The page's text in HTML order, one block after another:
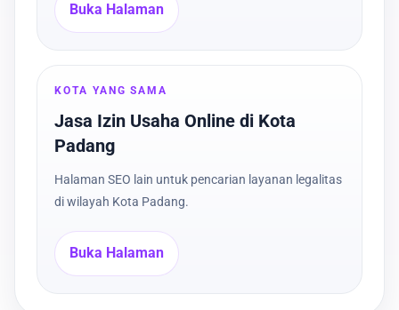
Buka Halaman
KOTA YANG SAMA
Jasa Izin Usaha Online di Kota
Padang
Halaman SEO lain untuk pencarian layanan legalitas
di wilayah Kota Padang.
Buka Halaman